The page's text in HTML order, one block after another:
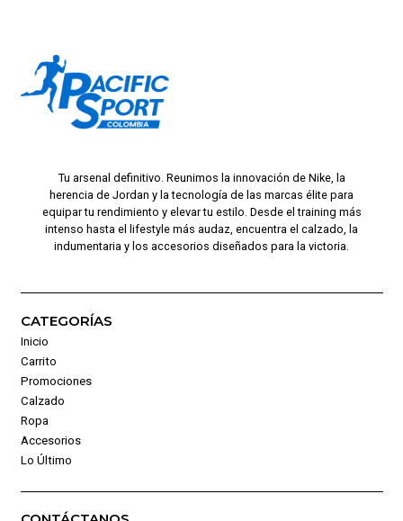
Tu arsenal definitivo. Reunimos la innovación de Nike, la
herencia de Jordan y la tecnología de las marcas élite para
equipar tu rendimiento y elevar tu estilo. Desde el training más
intenso hasta el lifestyle más audaz, encuentra el calzado, la
indumentaria y los accesorios diseñados para la victoria.
CATEGORÍAS
Inicio
Carrito
Promociones
Calzado
Ropa
Accesorios
Lo Último